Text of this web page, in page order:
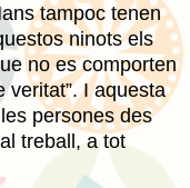
tampoc tenen
ninots els
no es comporten
veritat”. I aquesta
persones des
treball, a tot